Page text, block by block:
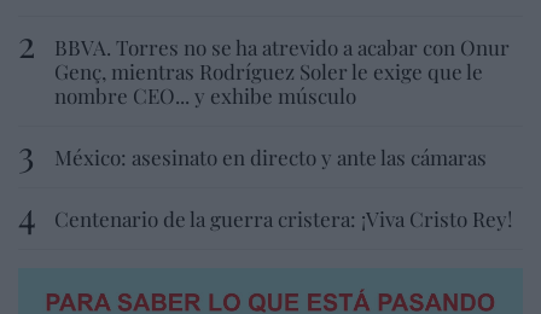
BBVA. Torres no se ha atrevido a acabar con Onur
Genç, mientras Rodríguez Soler le exige que le
nombre CEO... y exhibe músculo
México: asesinato en directo y ante las cámaras
Centenario de la guerra cristera: ¡Viva Cristo Rey!